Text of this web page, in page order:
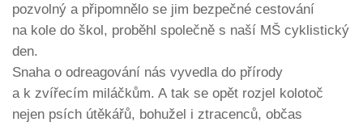
pozvolný a připomnělo se jim bezpečné cestování
na kole do škol, proběhl společně s naší MŠ cyklistický
den.
Snaha o odreagování nás vyvedla do přírody
a k zvířecím miláčkům. A tak se opět rozjel kolotoč
nejen psích útěkářů, bohužel i ztracenců, občas